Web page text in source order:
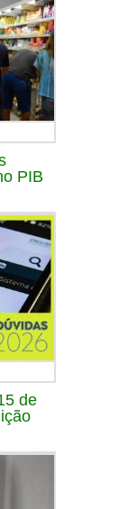
PIB
de